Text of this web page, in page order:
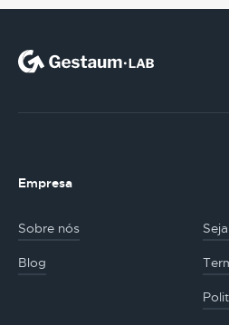
Empresa
Sobre nós
Blog